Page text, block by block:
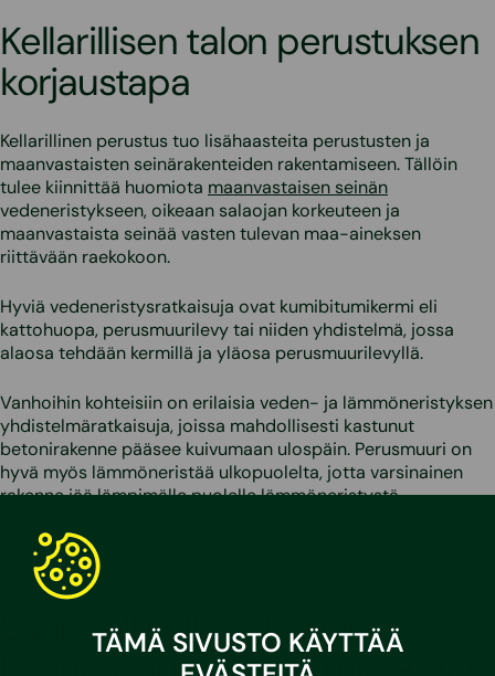
TÄMÄ SIVUSTO KÄYTTÄÄ
Kellarillisen talon perustuksen
korjaustapa
Kellarillinen perustus tuo lisähaasteita perustusten ja
maanvastaisten seinärakenteiden rakentamiseen. Tällöin
tulee kiinnittää huomiota maanvastaisen seinän
vedeneristykseen, oikeaan salaojan korkeuteen ja
maanvastaista seinää vasten tulevan maa-aineksen
riittävään raekokoon.
Hyviä vedeneristysratkaisuja ovat kumibitumikermi eli
kattohuopa, perusmuurilevy tai niiden yhdistelmä, jossa
alaosa tehdään kermillä ja yläosa perusmuurilevyllä.
Vanhoihin kohteisiin on erilaisia veden- ja lämmöneristyksen
yhdistelmäratkaisuja, joissa mahdollisesti kastunut
betonirakenne pääsee kuivumaan ulospäin. Perusmuuri on
hyvä myös lämmöneristää ulkopuolelta, jotta varsinainen
rakenne jää lämpimälle puolelle lämmöneristystä.
Yleisimmin käytetty lämmöneriste ulkopuolella on EPS eli
styrox.
Säännöllisellä salaojien